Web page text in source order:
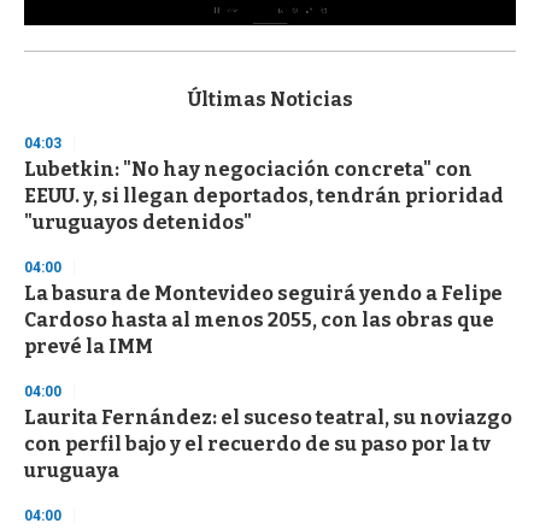
s
d
s
o
f
3
s
e
c
o
n
d
Últimas Noticias
04:03
Lubetkin: "No hay negociación concreta" con
EEUU. y, si llegan deportados, tendrán prioridad
"uruguayos detenidos"
04:00
La basura de Montevideo seguirá yendo a Felipe
Cardoso hasta al menos 2055, con las obras que
prevé la IMM
04:00
Laurita Fernández: el suceso teatral, su noviazgo
con perfil bajo y el recuerdo de su paso por la tv
uruguaya
04:00